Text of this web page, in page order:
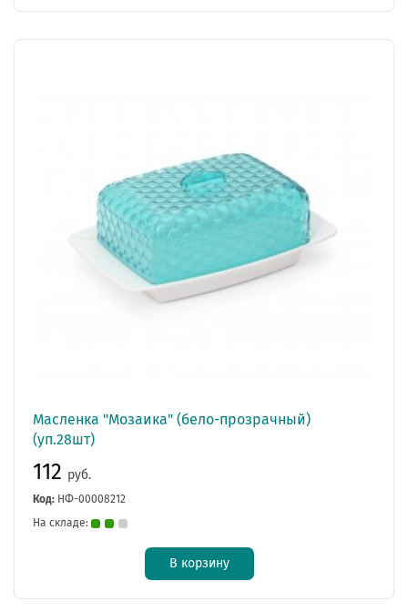
Масленка "Мозаика" (бело-прозрачный)
(уп.28шт)
112 руб.
Код: НФ-00008212
На складе:
В корзину